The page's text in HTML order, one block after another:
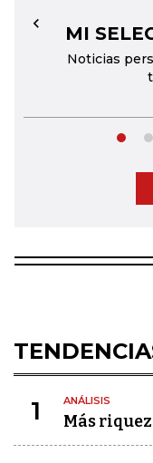
MI
Noticias
←
1 ANÁLISIS
Más